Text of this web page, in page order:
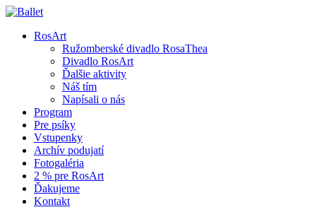
RosArt
Ružomberské divadlo RosaThea
Divadlo RosArt
Ďalšie aktivity
Náš tím
Napísali o nás
Program
Pre psíky
Vstupenky
Archív podujatí
Fotogaléria
2 % pre RosArt
Ďakujeme
Kontakt